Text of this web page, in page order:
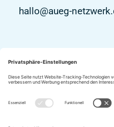
hallo@aueg-